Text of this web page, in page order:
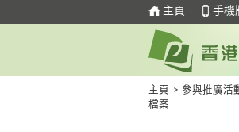
主頁 手機
主頁 > 參與推廣活
檔案